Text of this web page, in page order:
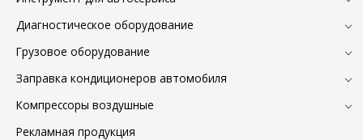
Диагностическое оборудование
Грузовое оборудование
Заправка кондиционеров автомобиля
Компрессоры воздушные
Рекламная продукция